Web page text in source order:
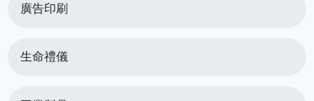
廣告印刷
生命禮儀